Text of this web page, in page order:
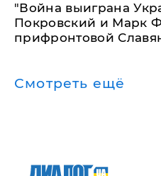
"Война выиграна
Покровский и Марк
прифронтовой
Смотреть ещё